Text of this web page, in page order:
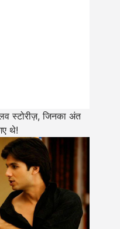
स्टोरीज़, जिनका अंत
थे!